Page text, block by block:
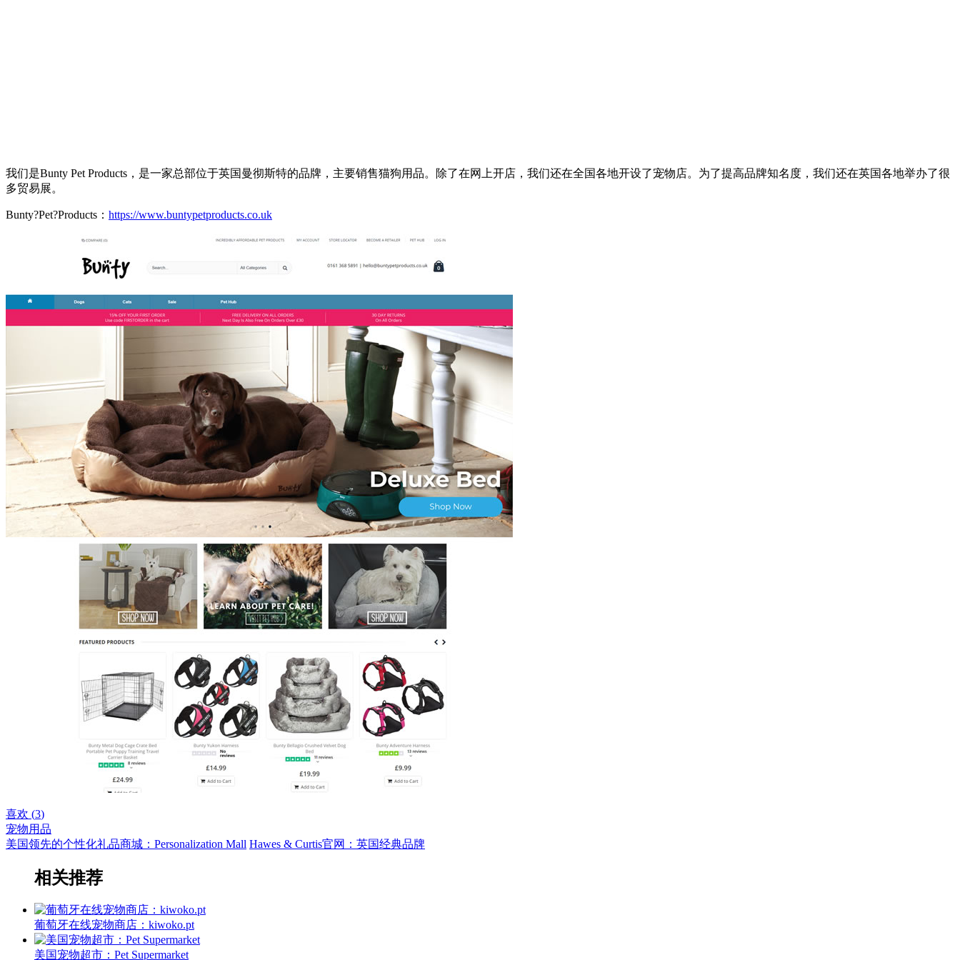
我们是Bunty Pet Products，是一家总部位于英国曼彻斯特的品牌，主要销售猫狗用品。除了在网上开店，我们还在全国各地开设了宠物店。为了提高品牌知名度，我们还在英国各地举办了很
多贸易展。
Bunty?Pet?Products： https://www.buntypetproducts.co.uk
喜欢 (3)
宠物用品
美国领先的个性化礼品商城：Personalization Mall Hawes & Curtis官网：英国经典品牌
相关推荐
葡萄牙在线宠物商店：kiwoko.pt
美国宠物超市：Pet Supermarket